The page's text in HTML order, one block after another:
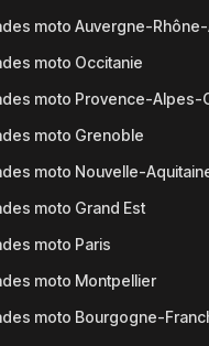
moto Auvergne-
moto Occitanie
moto Provence-Alpes-
moto Grenoble
moto Nouvelle-
moto Grand Est
moto Paris
moto Montpellier
moto Bourgogne-